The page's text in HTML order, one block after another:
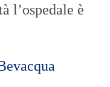
l’ospedale è